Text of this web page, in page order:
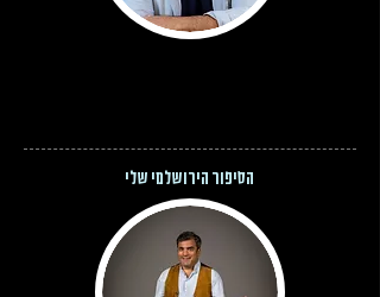
הסיפור הירושלמי שלי